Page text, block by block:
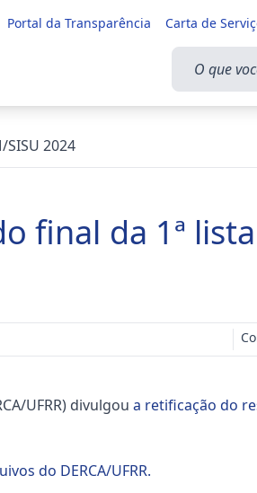
Portal da Transparência Carta de
O que você
2024
final da 1ª
UFRR) divulgou a retificação do
do DERCA/UFRR.